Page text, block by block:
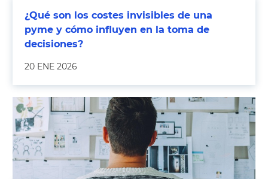
¿Qué son los costes invisibles de una
pyme y cómo influyen en la toma de
decisiones?
20 ENE 2026